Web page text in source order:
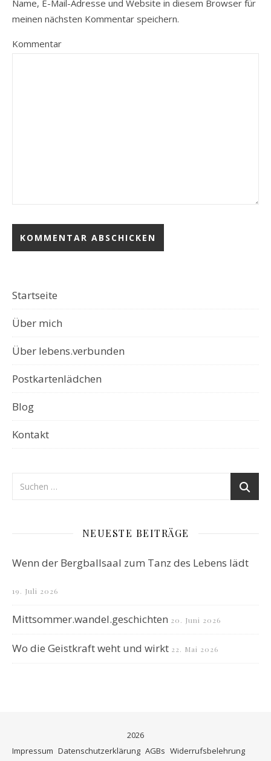
Name, E-Mail-Adresse und Website in diesem Browser für
meinen nächsten Kommentar speichern.
Kommentar
Startseite
Über mich
Über lebens.verbunden
Postkartenlädchen
Blog
Kontakt
NEUESTE BEITRÄGE
Wenn der Bergballsaal zum Tanz des Lebens lädt
19. Juli 2026
Mittsommer.wandel.geschichten 20. Juni 2026
Wo die Geistkraft weht und wirkt 22. Mai 2026
2026
Impressum Datenschutzerklärung AGBs Widerrufsbelehrung